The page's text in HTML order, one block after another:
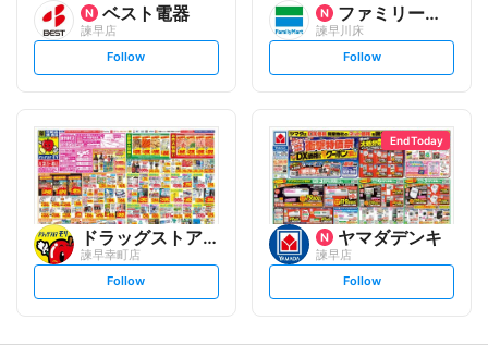
ベスト電器
諫早店
s
t
l
o
w
Follow
ファミリーマート
諫早川床
s
t
l
o
w
Follow
ドラッグストアモリ
諫早幸町店
s
t
Follow
End Today
ヤマダデンキ
諫早店
s
t
Follow